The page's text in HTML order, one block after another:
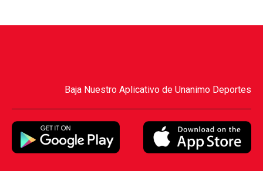
Baja Nuestro Aplicativo de Unanimo Deportes